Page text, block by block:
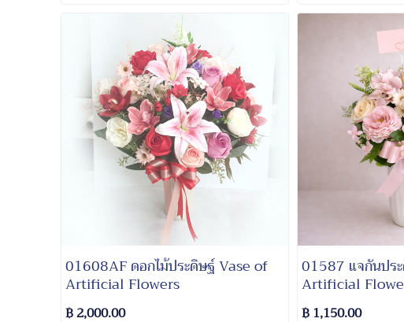
01608AF​ ดอกไม้ประดิษฐ์ Vase of
Artificial Flowers
฿ 2,000.00
01587 แจกันปร
Artificial
฿ 1,150.00